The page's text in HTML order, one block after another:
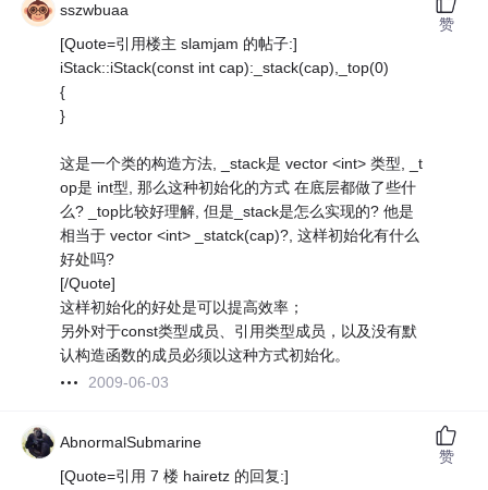
sszwbuaa
[Quote=引用楼主 slamjam 的帖子:]
iStack::iStack(const int cap):_stack(cap),_top(0)
{
}
这是一个类的构造方法, _stack是 vector <int> 类型, _t
op是 int型, 那么这种初始化的方式 在底层都做了些什
么? _top比较好理解, 但是_stack是怎么实现的? 他是
相当于 vector <int> _statck(cap)?, 这样初始化有什么
好处吗?
[/Quote]
这样初始化的好处是可以提高效率；
另外对于const类型成员、引用类型成员，以及没有默
认构造函数的成员必须以这种方式初始化。
2009-06-03
赞
AbnormalSubmarine
[Quote=引用 7 楼 hairetz 的回复:]
赞